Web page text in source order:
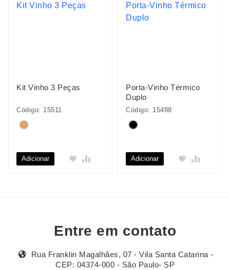
Kit Vinho 3 Peças
Código: 15511
Adicionar
Porta-Vinho Térmico
Duplo
Código: 15488
Adicionar
Entre em contato
Rua Franklin Magalhães, 07 - Vila Santa Catarina -
CEP: 04374-000 - São Paulo- SP